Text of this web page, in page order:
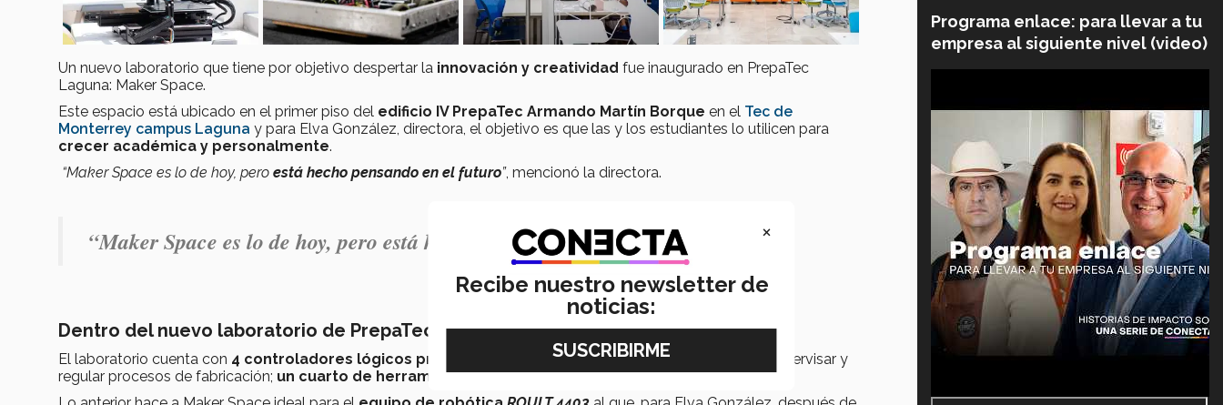
Un nuevo laboratorio que tiene por objetivo despertar la innovación y creatividad fue inaugurado en PrepaTec
Laguna: Maker Space.
Este espacio está ubicado en el primer piso del edificio IV PrepaTec Armando Martín Borque en el Tec de
Monterrey campus Laguna y para Elva González, directora, el objetivo es que las y los estudiantes lo utilicen para
crecer académica y personalmente.
“Maker Space es lo de hoy, pero está hecho pensando en el futuro”, mencionó la directora.
“Maker Space es lo de hoy, pero está hecho pensando en el futuro”.
Dentro del nuevo laboratorio de PrepaTec Laguna: Maker Space
El laboratorio cuenta con 4 controladores lógicos programables
(PLC), herramientas diseñadas para supervisar y
regular procesos de fabricación; un cuarto de herramientas y un cuarto de cancha.
Programa enlace: para llevar a tu
empresa al siguiente nivel (video)
×
Recibe nuestro newsletter de
noticias: